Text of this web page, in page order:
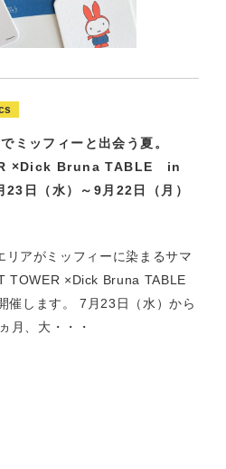
ミッフィーと出会う夏。
×Dick Bruna TABLE in
日（水）～9月22日（月）
リアがミッフィーに染まるサマ
TOWER ×Dick Bruna TABLE
催します。 7月23日（水）から
月、大・・・